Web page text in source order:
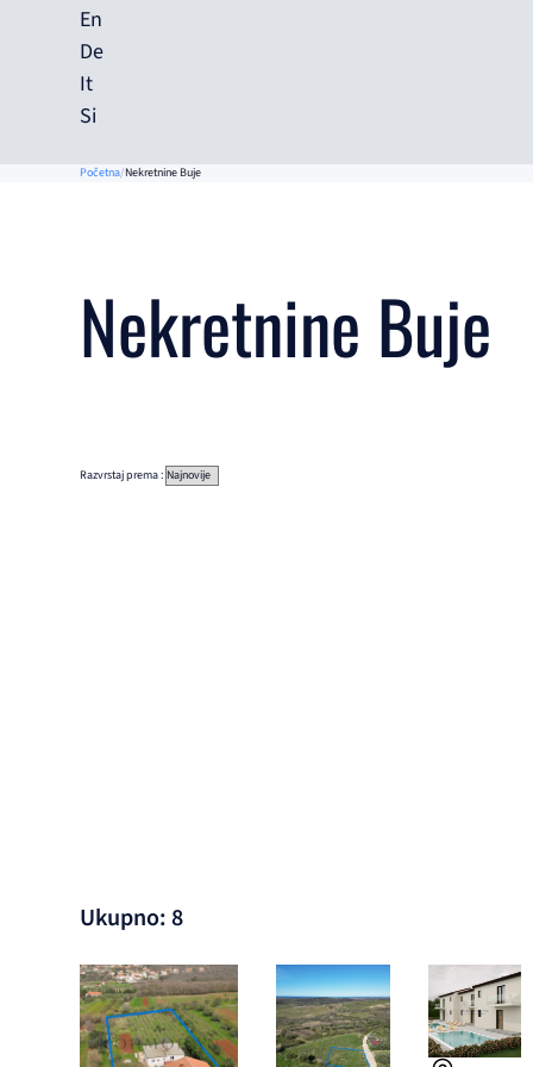
En
De
It
Si
Početna Nekretnine Buje
Nekretnine Buje
Razvrstaj prema :
Ukupno: 8